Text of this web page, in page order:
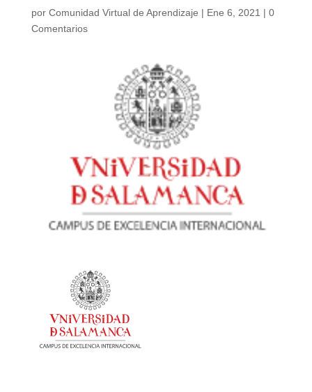
por Comunidad Virtual de Aprendizaje | Ene 6, 2021 | 0
Comentarios